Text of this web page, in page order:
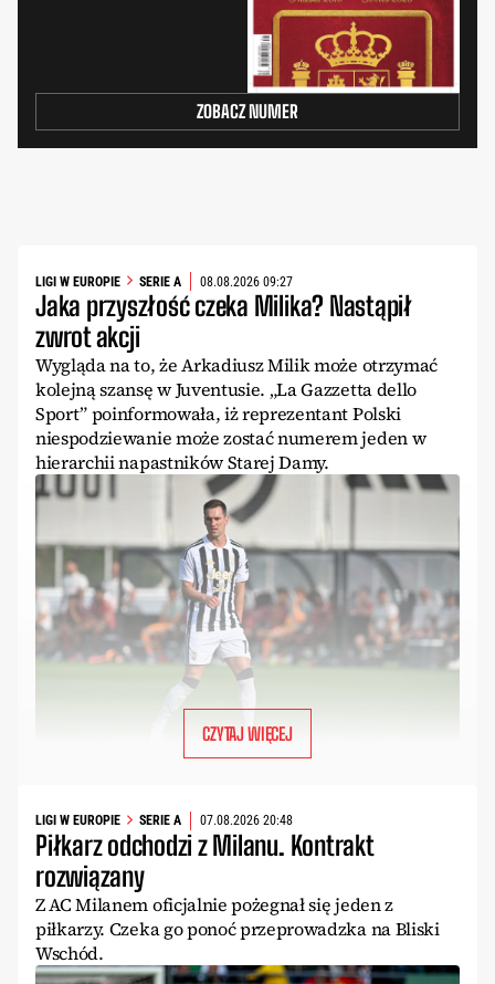
ZOBACZ NUMER
LIGI W EUROPIE SERIE A 08.08.2026 09:27
Jaka przyszłość czeka Milika? Nastąpił
zwrot akcji
Wygląda na to, że Arkadiusz Milik może otrzymać
kolejną szansę w Juventusie. „La Gazzetta dello
Sport” poinformowała, iż reprezentant Polski
niespodziewanie może zostać numerem jeden w
hierarchii napastników Starej Damy.
CZYTAJ WIĘCEJ
LIGI W EUROPIE SERIE A 07.08.2026 20:48
Piłkarz odchodzi z Milanu. Kontrakt
rozwiązany
Z AC Milanem oficjalnie pożegnał się jeden z
piłkarzy. Czeka go ponoć przeprowadzka na Bliski
Wschód.